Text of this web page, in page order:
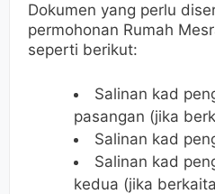
Dokumen yang perlu
permohonan Rumah
seperti berikut:
Salinan kad
pasangan (jika
Salinan kad
Salinan kad
kedua (jika